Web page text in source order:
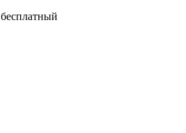
бесплатный